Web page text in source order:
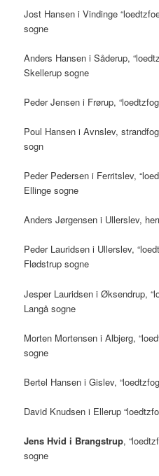
Jost Hansen i Vindinge
sogne
Anders Hansen i Såderup,
Skellerup sogne
Peder Jensen i Frørup,
Poul Hansen i Avnslev,
sogn
Peder Pedersen i Ferritslev,
Ellinge sogne
Anders Jørgensen i Ullerslev,
Peder Lauridsen i Ullerslev,
Flødstrup sogne
Jesper Lauridsen i Øksendrup,
Langå sogne
Morten Mortensen i Albjerg,
sogne
Bertel Hansen i Gislev,
David Knudsen i Ellerup
Jens Hvid i Brangstrup,
sogne